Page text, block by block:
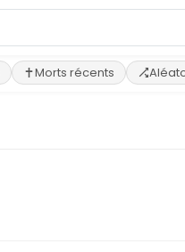
Morts récents